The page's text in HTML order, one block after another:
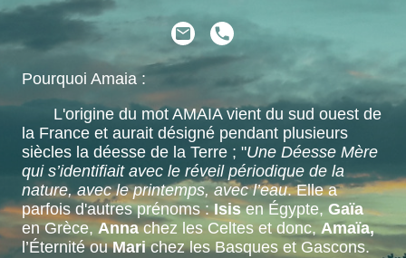
Pourquoi Amaia :
L'origine du mot AMAIA vient du sud ouest de
la France et aurait désigné pendant plusieurs
siècles la déesse de la Terre ; "Une Déesse Mère
qui s’identifiait avec le réveil périodique de la
nature, avec le printemps, avec l’eau. Elle a
parfois d'autres prénoms :Isisen Égypte, Gaïa
en Grèce, Annachez les Celtes et donc, Amaïa,
l’Éternité ouMarichez les Basques et Gascons.